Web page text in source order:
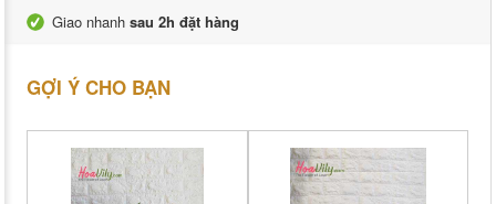
Giao nhanh sau 2h đặt hàng
GỢI Ý CHO BẠN